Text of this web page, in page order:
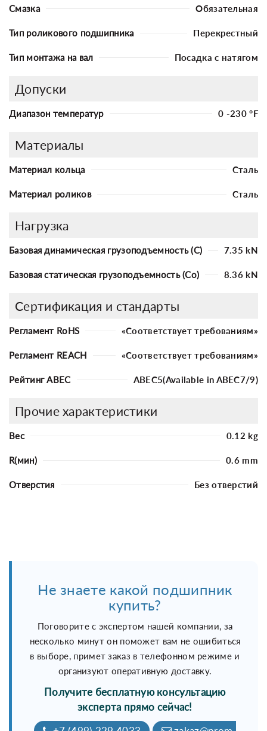
Смазка Обязательная
Тип роликового подшипника Перекрестный
Тип монтажа на вал Посадка с натягом
Допуски
Диапазон температур 0 -230 °F
Материалы
Материал кольца Сталь
Материал роликов Сталь
Нагрузка
Базовая динамическая грузоподъемность (C) 7.35 kN
Базовая статическая грузоподъемность (Co) 8.36 kN
Сертификация и стандарты
Регламент RoHS «Соответствует требованиям»
Регламент REACH «Соответствует требованиям»
Рейтинг ABEC ABEC5(Available in ABEC7/9)
Прочие характеристики
Вес 0.12 kg
R(мин) 0.6 mm
Отверстия Без отверстий
Не знаете какой подшипник
купить?
Поговорите с экспертом нашей компании, за
несколько минут он поможет вам не ошибиться
в выборе, примет заказ в телефонном режиме и
организуют оперативную доставку.
Получите бесплатную консультацию
эксперта прямо сейчас!